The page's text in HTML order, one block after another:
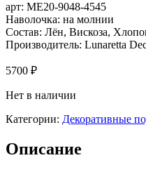
арт: ME20-9048-4545
Наволочка: на молнии
Состав: Лён, Вискоза,
Производитель: Lunaretta
5700 ₽
Нет в наличии
Категории: Декоративные
Описание